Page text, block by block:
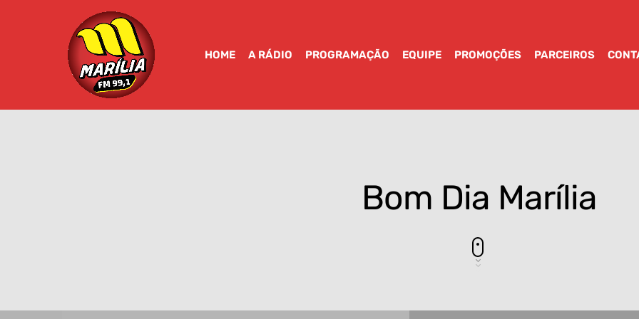
HOME A RÁDIO PROGRAMAÇÃO EQUIPE PROMOÇÕES PARCEIROS
Bom Dia Marília